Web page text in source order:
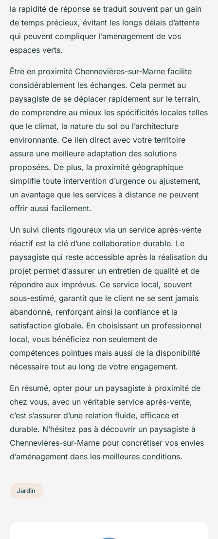
la rapidité de réponse se traduit souvent par un gain
de temps précieux, évitant les longs délais d’attente
qui peuvent compliquer l’aménagement de vos
espaces verts.
Être en proximité Chennevières-sur-Marne facilite
considérablement les échanges. Cela permet au
paysagiste de se déplacer rapidement sur le terrain,
de comprendre au mieux les spécificités locales telles
que le climat, la nature du sol ou l’architecture
environnante. Ce lien direct avec votre territoire
assure une meilleure adaptation des solutions
proposées. De plus, la proximité géographique
simplifie toute intervention d’urgence ou ajustement,
un avantage que les services à distance ne peuvent
offrir aussi facilement.
Un suivi clients rigoureux via un service après-vente
réactif est la clé d’une collaboration durable. Le
paysagiste qui reste accessible après la réalisation du
projet permet d’assurer un entretien de qualité et de
répondre aux imprévus. Ce service local, souvent
sous-estimé, garantit que le client ne se sent jamais
abandonné, renforçant ainsi la confiance et la
satisfaction globale. En choisissant un professionnel
local, vous bénéficiez non seulement de
compétences pointues mais aussi de la disponibilité
nécessaire tout au long de votre engagement.
En résumé, opter pour un paysagiste à proximité de
chez vous, avec un véritable service après-vente,
c’est s’assurer d’une relation fluide, efficace et
durable. N’hésitez pas à découvrir un paysagiste à
Chennevières-sur-Marne pour concrétiser vos envies
d’aménagement dans les meilleures conditions.
Jardin